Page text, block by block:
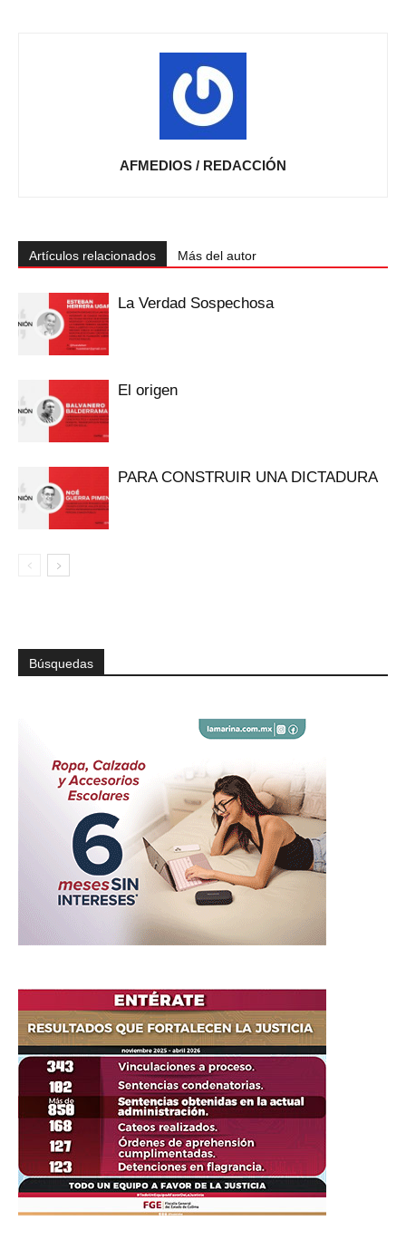
AFMEDIOS / REDACCIÓN
Artículos relacionados Más del autor
La Verdad Sospechosa
El origen
PARA CONSTRUIR UNA DICTADURA
Búsquedas